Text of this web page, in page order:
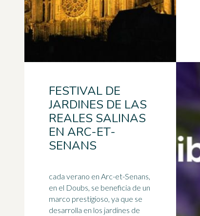
FESTIVAL DE
JARDINES DE LAS
REALES SALINAS
EN ARC-ET-
SENANS
cada verano en Arc-et-Senans,
en el Doubs, se beneficia de un
marco prestigioso, ya que se
desarrolla en los jardines de